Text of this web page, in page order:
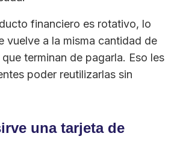
financiero es rotativo, lo
vuelve a la misma cantidad de
terminan de pagarla. Eso les
poder reutilizarlas sin
una tarjeta de